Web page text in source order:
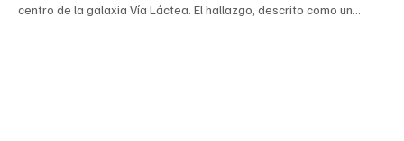
centro de la galaxia Vía Láctea. El hallazgo, descrito como un